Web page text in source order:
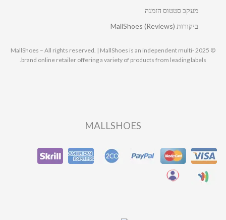
מעקב סטטוס הזמנה
ביקורות MallShoes (Reviews)
© 2025 MallShoes – All rights reserved. | MallShoes is an independent multi-
brand online retailer offering a variety of products from leading labels.
MALLSHOES